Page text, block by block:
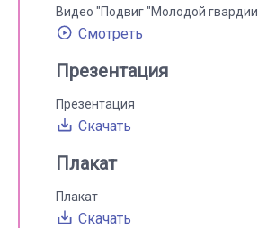
Видео "Подвиг "Молодой
Смотреть
Презентация
Презентация
Скачать
Плакат
Плакат
Скачать